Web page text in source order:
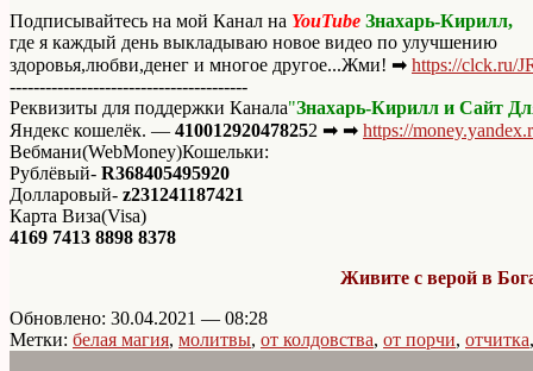
Подписывайтесь на мой Канал на YouTube Знахарь-Кирилл,
где я каждый день выкладываю новое видео по улучшению
здоровья,любви,денег и многое другое...Жми! ➡ https://clck.ru/
----------------------------------------
Реквизиты для поддержки Канала"Знахарь-Кирилл и Сайт
Яндекс кошелёк. — 410012920478252 ➡ ➡ https://
Вебмани(WebMoney)Кошельки:
Рублёвый- R368405495920
Долларовый- z231241187421
Карта Виза(Visa)
4169 7413 8898 8378
Живите с верой в
Обновлено: 30.04.2021 — 08:28
Метки: белая магия, молитвы, от колдовства, от порчи, отчитка